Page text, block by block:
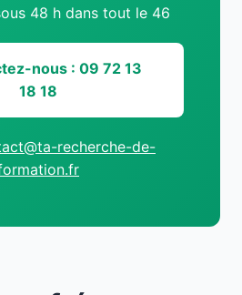
48 h dans tout le 46
nous : 09 72 13
18 18
recherche-de-